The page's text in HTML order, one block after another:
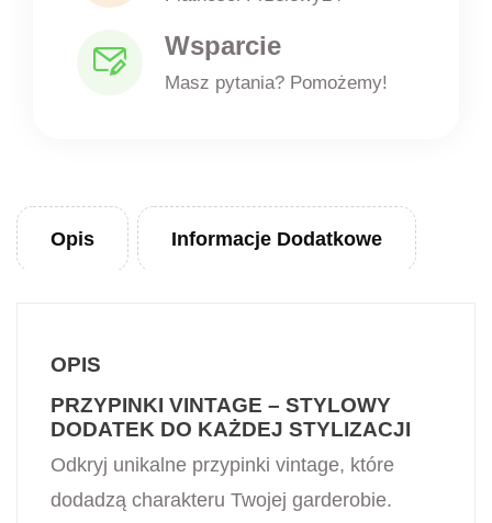
Wsparcie
Masz pytania? Pomożemy!
Opis Informacje Dodatkowe
OPIS
PRZYPINKI VINTAGE – STYLOWY
DODATEK DO KAŻDEJ STYLIZACJI
Odkryj unikalne przypinki vintage, które
dodadzą charakteru Twojej garderobie.